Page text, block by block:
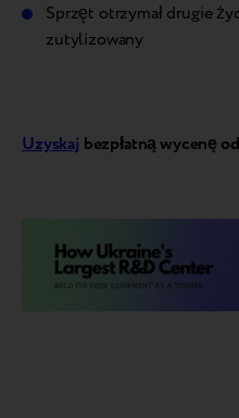
Sprzęt otrzymał drugie
zutylizowany
Uzyskaj bezpłatną wycenę